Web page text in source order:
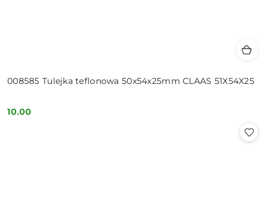
008585 Tulejka teflonowa 50x54x25mm CLAAS 51X54X25
Cena:
10.00